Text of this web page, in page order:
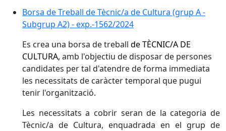
Borsa de Treball de Tècnic/a de Cultura (grup A -
Subgrup A2) - exp.-1562/2024
Es crea una borsa de treball de TÈCNIC/A DE
CULTURA, amb l'objectiu de disposar de persones
candidates per tal d'atendre de forma immediata
les necessitats de caràcter temporal que pugui
tenir l'organització.
Les necessitats a cobrir seran de la categoria de
Tècnic/a de Cultura, enquadrada en el grup de